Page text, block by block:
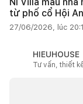
từ phố cổ Hội An
27/06/2026, lúc
HIEUHOUSE
Tư vấn, thiết